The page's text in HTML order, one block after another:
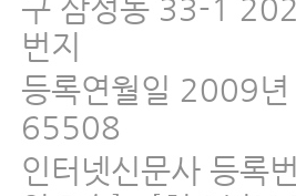
구 삼성동 33-1
번지
등록연월일 2009
65508
인터넷신문사 등